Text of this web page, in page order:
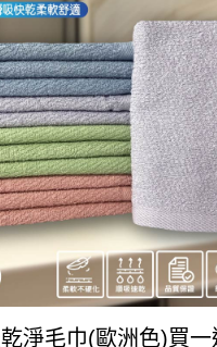
乾淨毛巾(歐洲色)買